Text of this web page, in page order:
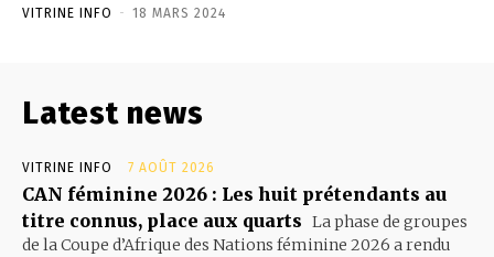
VITRINE INFO - 18 MARS 2024
Latest news
VITRINE INFO 7 AOÛT 2026
CAN féminine 2026 : Les huit prétendants au
titre connus, place aux quarts La phase de groupes
de la Coupe d’Afrique des Nations féminine 2026 a rendu